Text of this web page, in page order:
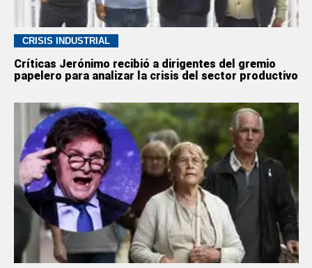
CRISIS INDUSTRIAL
Críticas Jerónimo recibió a dirigentes del gremio
papelero para analizar la crisis del sector productivo